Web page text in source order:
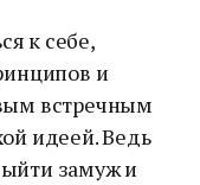
к себе,
и
встречным
идеей. Ведь
замуж и